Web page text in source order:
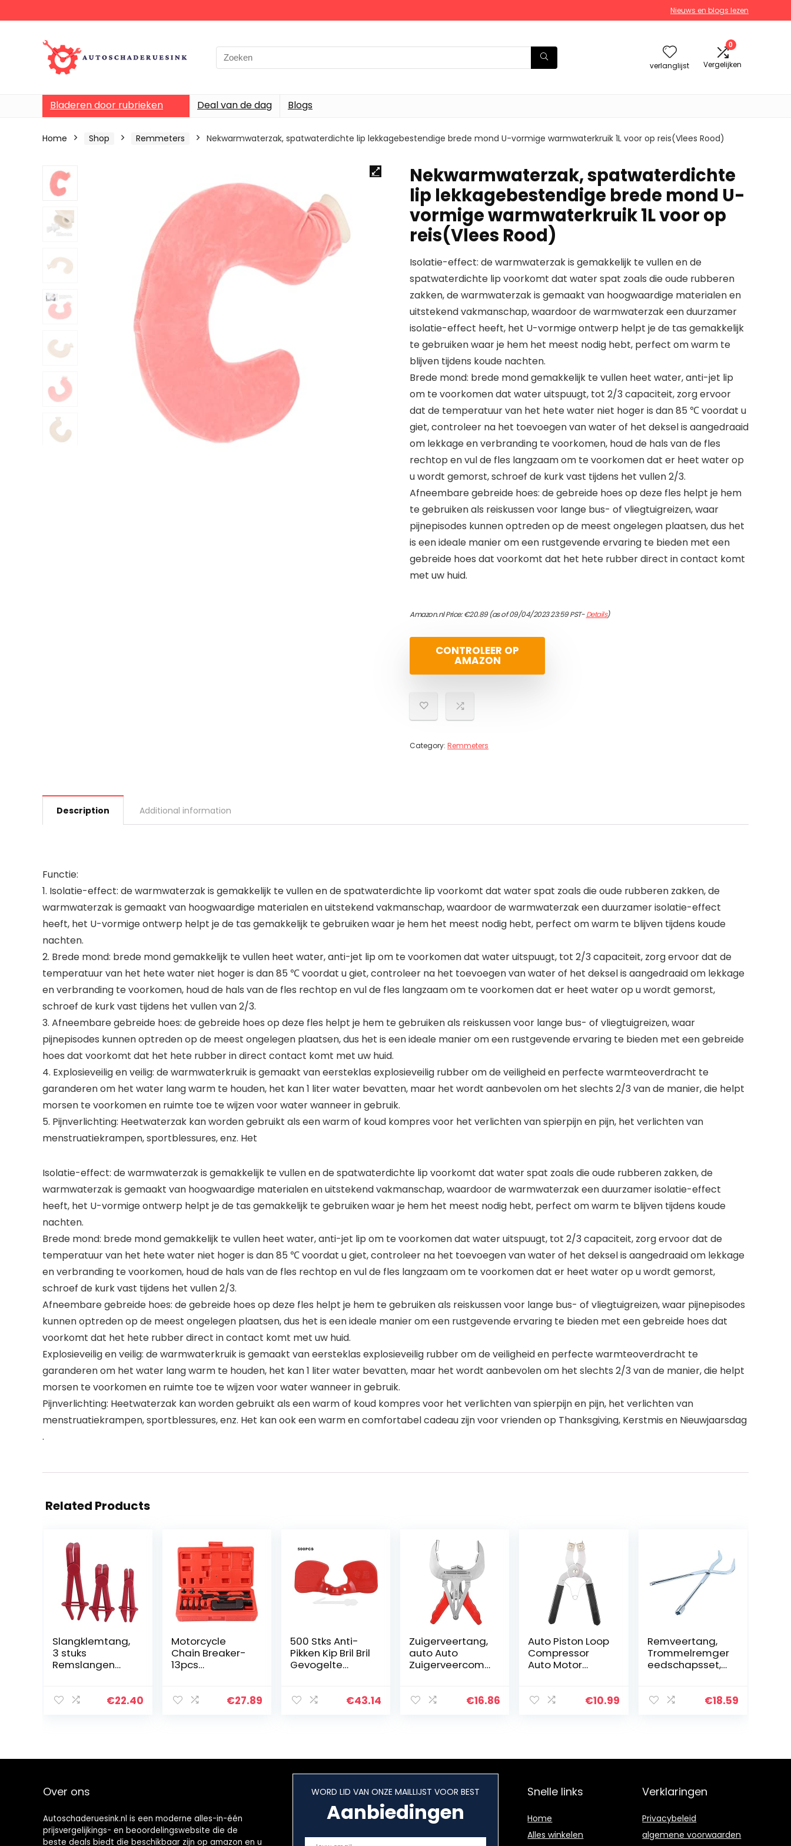
Nieuws en blogs lezen
verlanglijst
0
Vergelijken
Bladeren door rubrieken Deal van de dag Blogs
Home Shop Remmeters Nekwarmwaterzak, spatwaterdichte lip lekkagebestendige brede mond U-vormige warmwaterkruik 1L voor op reis(Vlees Rood)
Nekwarmwaterzak, spatwaterdichte
lip lekkagebestendige brede mond U-
vormige warmwaterkruik 1L voor op
reis(Vlees Rood)
Isolatie-effect: de warmwaterzak is gemakkelijk te vullen en de
spatwaterdichte lip voorkomt dat water spat zoals die oude rubberen
zakken, de warmwaterzak is gemaakt van hoogwaardige materialen en
uitstekend vakmanschap, waardoor de warmwaterzak een duurzamer
isolatie-effect heeft, het U-vormige ontwerp helpt je de tas gemakkelijk
te gebruiken waar je hem het meest nodig hebt, perfect om warm te
blijven tijdens koude nachten.
Brede mond: brede mond gemakkelijk te vullen heet water, anti-jet lip
om te voorkomen dat water uitspuugt, tot 2/3 capaciteit, zorg ervoor
dat de temperatuur van het hete water niet hoger is dan 85 ℃ voordat u
giet, controleer na het toevoegen van water of het deksel is aangedraaid
om lekkage en verbranding te voorkomen, houd de hals van de fles
rechtop en vul de fles langzaam om te voorkomen dat er heet water op
u wordt gemorst, schroef de kurk vast tijdens het vullen 2/3.
Afneembare gebreide hoes: de gebreide hoes op deze fles helpt je hem
te gebruiken als reiskussen voor lange bus- of vliegtuigreizen, waar
pijnepisodes kunnen optreden op de meest ongelegen plaatsen, dus het
is een ideale manier om een ​​rustgevende ervaring te bieden met een
gebreide hoes dat voorkomt dat het hete rubber direct in contact komt
met uw huid.
Amazon.nl Price:€20.89(as of 09/04/2023 23:59 PST-Details)
CONTROLEER OP
AMAZON
Category: Remmeters
Description Additional information
Functie:
1. Isolatie-effect: de warmwaterzak is gemakkelijk te vullen en de spatwaterdichte lip voorkomt dat water spat zoals die oude rubberen zakken, de
warmwaterzak is gemaakt van hoogwaardige materialen en uitstekend vakmanschap, waardoor de warmwaterzak een duurzamer isolatie-effect
heeft, het U-vormige ontwerp helpt je de tas gemakkelijk te gebruiken waar je hem het meest nodig hebt, perfect om warm te blijven tijdens koude
nachten.
2. Brede mond: brede mond gemakkelijk te vullen heet water, anti-jet lip om te voorkomen dat water uitspuugt, tot 2/3 capaciteit, zorg ervoor dat de
temperatuur van het hete water niet hoger is dan 85 ℃ voordat u giet, controleer na het toevoegen van water of het deksel is aangedraaid om lekkage
en verbranding te voorkomen, houd de hals van de fles rechtop en vul de fles langzaam om te voorkomen dat er heet water op u wordt gemorst,
schroef de kurk vast tijdens het vullen van 2/3.
3. Afneembare gebreide hoes: de gebreide hoes op deze fles helpt je hem te gebruiken als reiskussen voor lange bus- of vliegtuigreizen, waar
pijnepisodes kunnen optreden op de meest ongelegen plaatsen, dus het is een ideale manier om een ​​rustgevende ervaring te bieden met een gebreide
hoes dat voorkomt dat het hete rubber in direct contact komt met uw huid.
4. Explosieveilig en veilig: de warmwaterkruik is gemaakt van eersteklas explosieveilig rubber om de veiligheid en perfecte warmteoverdracht te
garanderen om het water lang warm te houden, het kan 1 liter water bevatten, maar het wordt aanbevolen om het slechts 2/3 van de manier, die helpt
morsen te voorkomen en ruimte toe te wijzen voor water wanneer in gebruik.
5. Pijnverlichting: Heetwaterzak kan worden gebruikt als een warm of koud kompres voor het verlichten van spierpijn en pijn, het verlichten van
menstruatiekrampen, sportblessures, enz. Het
Isolatie-effect: de warmwaterzak is gemakkelijk te vullen en de spatwaterdichte lip voorkomt dat water spat zoals die oude rubberen zakken, de
warmwaterzak is gemaakt van hoogwaardige materialen en uitstekend vakmanschap, waardoor de warmwaterzak een duurzamer isolatie-effect
heeft, het U-vormige ontwerp helpt je de tas gemakkelijk te gebruiken waar je hem het meest nodig hebt, perfect om warm te blijven tijdens koude
nachten.
Brede mond: brede mond gemakkelijk te vullen heet water, anti-jet lip om te voorkomen dat water uitspuugt, tot 2/3 capaciteit, zorg ervoor dat de
temperatuur van het hete water niet hoger is dan 85 ℃ voordat u giet, controleer na het toevoegen van water of het deksel is aangedraaid om lekkage
en verbranding te voorkomen, houd de hals van de fles rechtop en vul de fles langzaam om te voorkomen dat er heet water op u wordt gemorst,
schroef de kurk vast tijdens het vullen 2/3.
Afneembare gebreide hoes: de gebreide hoes op deze fles helpt je hem te gebruiken als reiskussen voor lange bus- of vliegtuigreizen, waar pijnepisodes
kunnen optreden op de meest ongelegen plaatsen, dus het is een ideale manier om een ​​rustgevende ervaring te bieden met een gebreide hoes dat
voorkomt dat het hete rubber direct in contact komt met uw huid.
Explosieveilig en veilig: de warmwaterkruik is gemaakt van eersteklas explosieveilig rubber om de veiligheid en perfecte warmteoverdracht te
garanderen om het water lang warm te houden, het kan 1 liter water bevatten, maar het wordt aanbevolen om het slechts 2/3 van de manier, die helpt
morsen te voorkomen en ruimte toe te wijzen voor water wanneer in gebruik.
Pijnverlichting: Heetwaterzak kan worden gebruikt als een warm of koud kompres voor het verlichten van spierpijn en pijn, het verlichten van
menstruatiekrampen, sportblessures, enz. Het kan ook een warm en comfortabel cadeau zijn voor vrienden op Thanksgiving, Kerstmis en Nieuwjaarsdag
.
Related Products
Slangklemtang,
3 stuks
Remslangen
Slangleiding
€22.40
Motorcycle
Chain Breaker-
13pcs
Snijden Splitter
€27.89
500 Stks Anti-
Pikken Kip Bril Bril
Gevogelte
nes Kip Bril
€43.14
Zuigerveertang,
auto Auto
Zuigerveercomp
installatieprogr
€16.86
Auto Piston Loop
Compressor
Auto Motor
Tang Expander
€10.99
Remveertang,
Trommelremger
eedschapsset,
Verwijdering€18.59
Over ons
Autoschaderuesink.nl is een moderne alles-in-één
prijsvergelijkings- en beoordelingswebsite die de
beste deals biedt die beschikbaar zijn op amazon en u
WORD LID VAN ONZE MAILLIJST VOOR BEST
Aanbiedingen
Snelle links
Home
Alles winkelen
Verklaringen
Privacybeleid
algemene voorwaarden